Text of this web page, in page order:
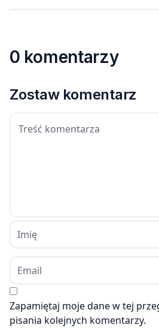
0 komentarzy
Zostaw komentarz
Zapamiętaj moje dane w tej
pisania kolejnych komentarzy.